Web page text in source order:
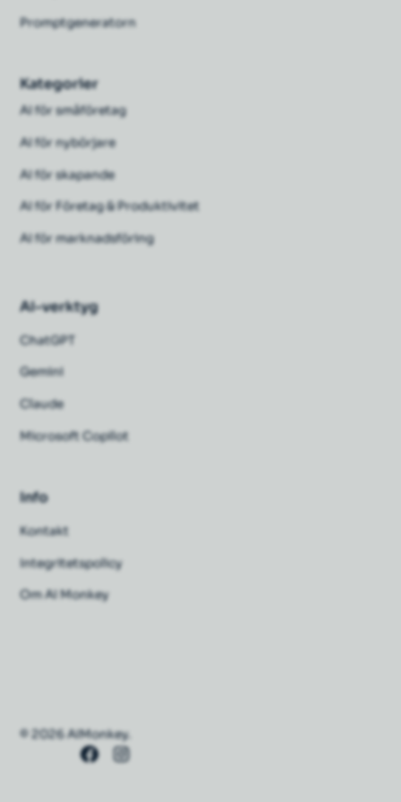
Promptgeneratorn
Kategorier
AI för småföretag
AI för nybörjare
AI för skapande
AI för Företag & Produktivitet
AI för marknadsföring
AI-verktyg
ChatGPT
Gemini
Claude
Microsoft Copilot
Info
Kontakt
Integritetspolicy
Om AI Monkey
© 2026 AIMonkey.